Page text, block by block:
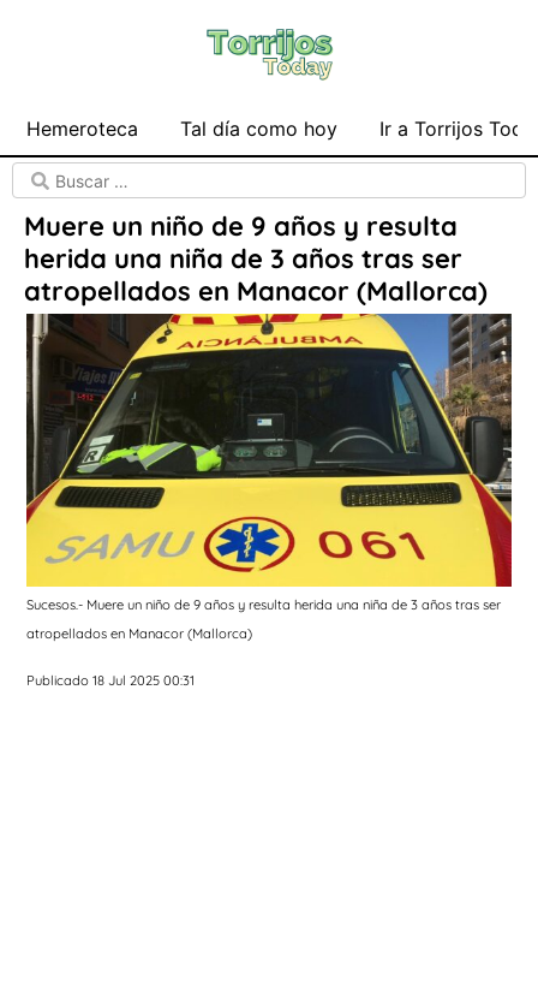
Hemeroteca Tal día como hoy Ir a Torrijos
Muere un niño de 9 años y resulta
herida una niña de 3 años tras ser
atropellados en Manacor (Mallorca)
Sucesos.- Muere un niño de 9 años y resulta herida una niña de 3 años tras ser
atropellados en Manacor (Mallorca)
Publicado 18 Jul 2025 00:31